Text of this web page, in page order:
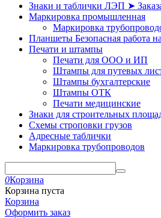
Знаки и таблички ЛЭП ➤
Маркировка промышленная
Маркировка
Планшеты Безопасная работа
Печати и штампы
Печати для ООО и ИП
Штампы для путевых
Штампы бухгалтерские
Штампы ОТК
Печати медицинские
Знаки для строительных
Схемы строповки грузов
Адресные таблички
Маркировка трубопроводов
0Корзина
Корзина пуста
Корзина
Оформить заказ